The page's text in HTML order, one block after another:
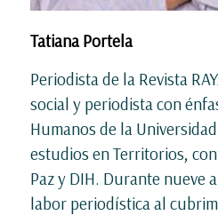
Tatiana Portela
Periodista de la Revista
social y periodista con
Humanos de la
estudios en Territorios,
Paz y DIH. Durante nueve
labor periodística al